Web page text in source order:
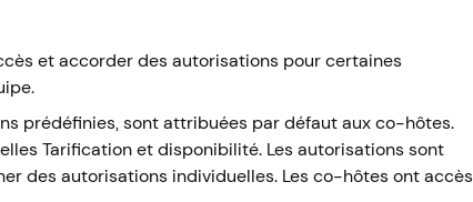
et accorder des autorisations pour certaines
prédéfinies, sont attribuées par défaut aux co-hôtes.
Tarification et disponibilité. Les autorisations sont
des autorisations individuelles. Les co-hôtes ont accès